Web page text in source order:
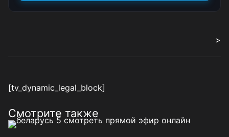
>
[tv_dynamic_legal_block]
Смотрите также